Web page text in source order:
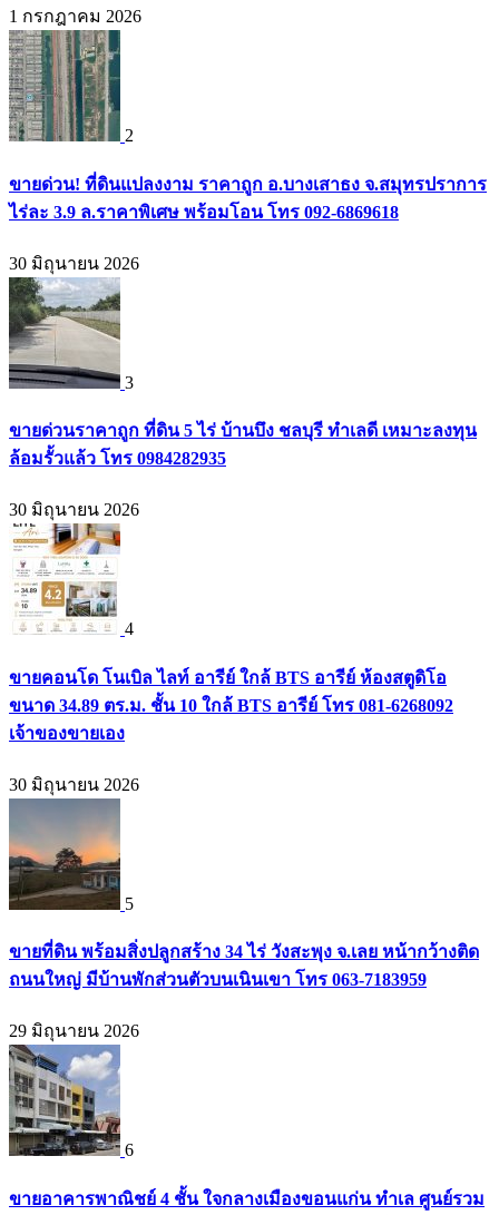
1 กรกฎาคม 2026
2
ขายด่วน! ที่ดินแปลงงาม ราคาถูก อ.บางเสาธง จ.สมุทรปราการ
ไร่ละ 3.9 ล.ราคาพิเศษ พร้อมโอน โทร 092-6869618
30 มิถุนายน 2026
3
ขายด่วนราคาถูก ที่ดิน 5 ไร่ บ้านบึง ชลบุรี ทำเลดี เหมาะลงทุน
ล้อมรั้วแล้ว โทร 0984282935
30 มิถุนายน 2026
4
ขายคอนโด โนเบิล ไลท์ อารีย์ ใกล้ BTS อารีย์ ห้องสตูดิโอ
ขนาด 34.89 ตร.ม. ชั้น 10 ใกล้ BTS อารีย์ โทร 081-6268092
เจ้าของขายเอง
30 มิถุนายน 2026
5
ขายที่ดิน พร้อมสิ่งปลูกสร้าง 34 ไร่ วังสะพุง จ.เลย หน้ากว้างติด
ถนนใหญ่ มีบ้านพักส่วนตัวบนเนินเขา โทร 063-7183959
29 มิถุนายน 2026
6
ขายอาคารพาณิชย์ 4 ชั้น ใจกลางเมืองขอนแก่น ทำเล ศูนย์รวม